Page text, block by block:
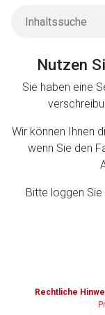
Nutzen
Sie haben eine
Wir können Ihnen
wenn Sie den
Bitte loggen
Rechtliche